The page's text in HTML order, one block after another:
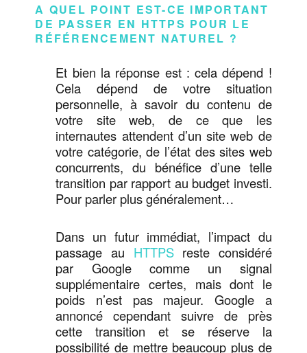
A QUEL POINT EST-CE IMPORTANT
DE PASSER EN HTTPS POUR LE
RÉFÉRENCEMENT NATUREL ?
Et bien la réponse est : cela dépend !
Cela dépend de votre situation
personnelle, à savoir du contenu de
votre site web, de ce que les
internautes attendent d’un site web de
votre catégorie, de l’état des sites web
concurrents, du bénéfice d’une telle
transition par rapport au budget investi.
Pour parler plus généralement…
Dans un futur immédiat, l’impact du
passage au HTTPSreste considéré
par Google comme un signal
supplémentaire certes, mais dont le
poids n’est pas majeur. Google a
annoncé cependant suivre de près
cette transition et se réserve la
possibilité de mettre beaucoup plus de